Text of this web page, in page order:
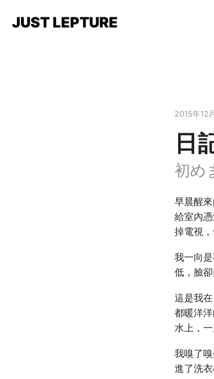
JUST LEPTURE
2015年12
日
初め
早晨醒
給室內
掉電視
我一向
低，臉
這是我
都暖洋
水上，一
我嗅了
進了洗